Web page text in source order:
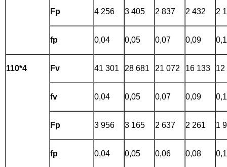
Fp 4 256 3 405 2 837 2 432 2
fp 0,04 0,05 0,07 0,09
110*4 Fv 41 301 28 681 21 072 16 133 12
fv 0,04 0,05 0,07 0,09
Fp 3 956 3 165 2 637 2 261 1
fp 0,04 0,05 0,06 0,08